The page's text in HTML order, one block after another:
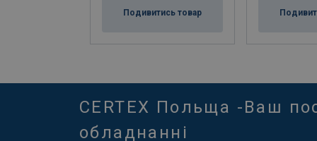
Подивитись товар
CERTEX Польща -Ваш
обладнанні